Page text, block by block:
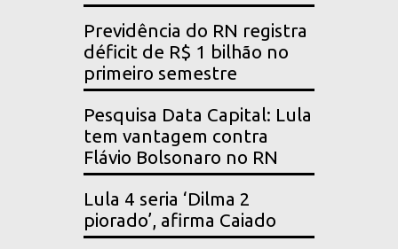
Previdência do RN registra
déficit de R$ 1 bilhão no
primeiro semestre
Pesquisa Data Capital: Lula
tem vantagem contra
Flávio Bolsonaro no RN
Lula 4 seria ‘Dilma 2
piorado’, afirma Caiado